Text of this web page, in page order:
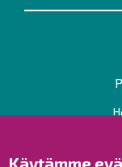
Käytämme